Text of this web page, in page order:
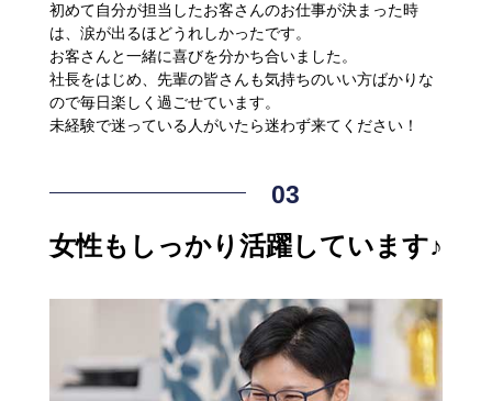
初めて自分が担当したお客さんのお仕事が決まった時
は、涙が出るほどうれしかったです。
お客さんと一緒に喜びを分かち合いました。
社長をはじめ、先輩の皆さんも気持ちのいい方ばかりな
ので毎日楽しく過ごせています。
未経験で迷っている人がいたら迷わず来てください！
女性もしっかり活躍しています♪